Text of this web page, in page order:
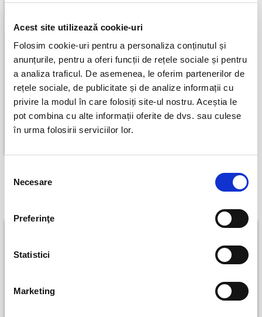
Acest site utilizează cookie-uri
Folosim cookie-uri pentru a personaliza conținutul și
anunțurile, pentru a oferi funcții de rețele sociale și pentru
a analiza traficul. De asemenea, le oferim partenerilor de
rețele sociale, de publicitate și de analize informații cu
privire la modul în care folosiți site-ul nostru. Aceștia le
pot combina cu alte informații oferite de dvs. sau culese
în urma folosirii serviciilor lor.
consimțământului
Necesare
Preferinţe
Statistici
Marketing
Turing
Bucuresti
29 august